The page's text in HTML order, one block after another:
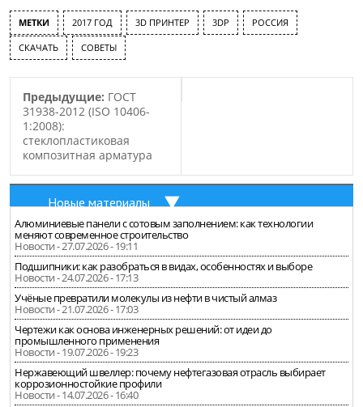
МЕТКИ 2017 ГОД 3D ПРИНТЕР 3DP РОССИЯ
СКАЧАТЬ СОВЕТЫ
Предыдущие: ГОСТ
31938-2012 (ISO 10406-
1:2008):
стеклопластиковая
композитная арматура
Новые материалы
Алюминиевые панели с сотовым заполнением: как технологии
меняют современное строительство
Новости - 27.07.2026 - 19:11
Подшипники: как разобраться в видах, особенностях и выборе
Новости - 24.07.2026 - 17:13
Учёные превратили молекулы из нефти в чистый алмаз
Новости - 21.07.2026 - 17:03
Чертежи как основа инженерных решений: от идеи до
промышленного применения
Новости - 19.07.2026 - 19:23
Нержавеющий швеллер: почему нефтегазовая отрасль выбирает
коррозионностойкие профили
Новости - 14.07.2026 - 16:40